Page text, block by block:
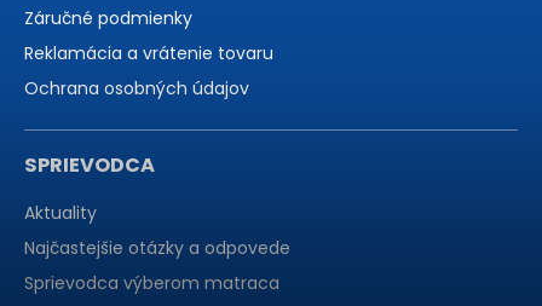
Záručné podmienky
Reklamácia a vrátenie tovaru
Ochrana osobných údajov
SPRIEVODCA
Aktuality
Najčastejšie otázky a odpovede
Sprievodca výberom matraca